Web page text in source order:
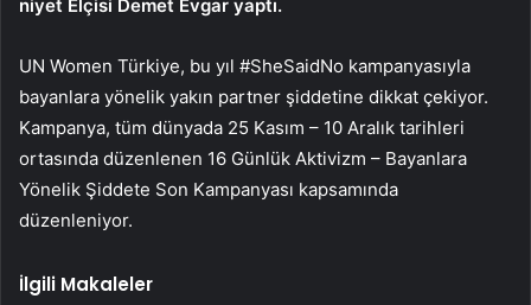
niyet Elçisi Demet Evgar yaptı.
UN Women Türkiye, bu yıl #SheSaidNo kampanyasıyla
bayanlara yönelik yakın partner şiddetine dikkat çekiyor.
Kampanya, tüm dünyada 25 Kasım – 10 Aralık tarihleri
ortasında düzenlenen 16 Günlük Aktivizm – Bayanlara
Yönelik Şiddete Son Kampanyası kapsamında
düzenleniyor.
İlgili Makaleler